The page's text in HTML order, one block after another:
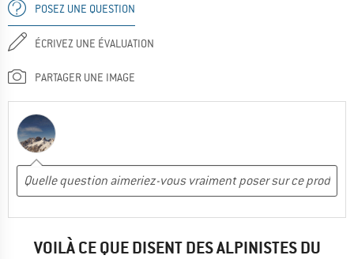
POSEZ UNE QUESTION
ÉCRIVEZ UNE ÉVALUATION
PARTAGER UNE IMAGE
VOILÀ CE QUE DISENT DES ALPINISTES DU